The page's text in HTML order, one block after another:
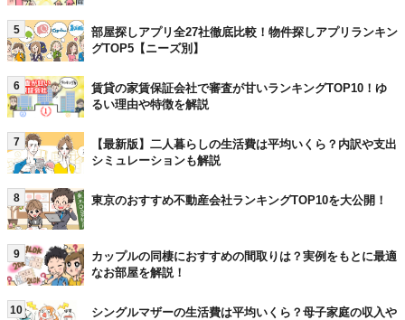
5
部屋探しアプリ全27社徹底比較！物件探しアプリランキン
グTOP5【ニーズ別】
6
賃貸の家賃保証会社で審査が甘いランキングTOP10！ゆ
るい理由や特徴を解説
7
【最新版】二人暮らしの生活費は平均いくら？内訳や支出
シミュレーションも解説
8 東京のおすすめ不動産会社ランキングTOP10を大公開！
9
カップルの同棲におすすめの間取りは？実例をもとに最適
なお部屋を解説！
10
シングルマザーの生活費は平均いくら？母子家庭の収入や